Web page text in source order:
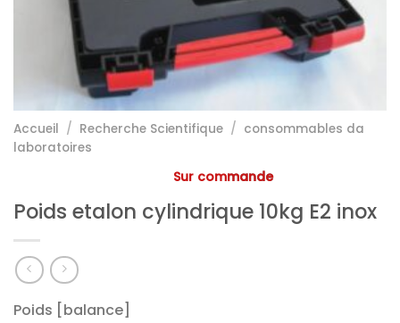
Accueil / Recherche Scientifique / consommables da
laboratoires
Sur commande
Poids etalon cylindrique 10kg E2 inox
Poids [balance]